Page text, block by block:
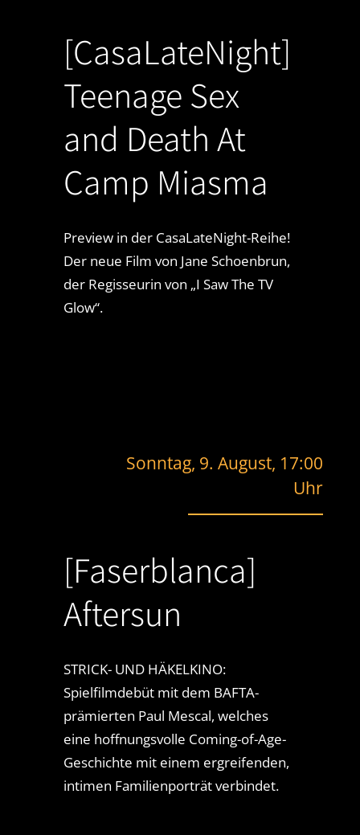
[CasaLateNight]
Teenage Sex
and Death At
Camp Miasma
Preview in der CasaLateNight-Reihe!
Der neue Film von Jane Schoenbrun,
der Regisseurin von „I Saw The TV
Glow“.
Sonntag, 9. August, 17:00
Uhr
[Faserblanca]
Aftersun
STRICK- UND HÄKELKINO:
Spielfilmdebüt mit dem BAFTA-
prämierten Paul Mescal, welches
eine hoffnungsvolle Coming-of-Age-
Geschichte mit einem ergreifenden,
intimen Familienporträt verbindet.